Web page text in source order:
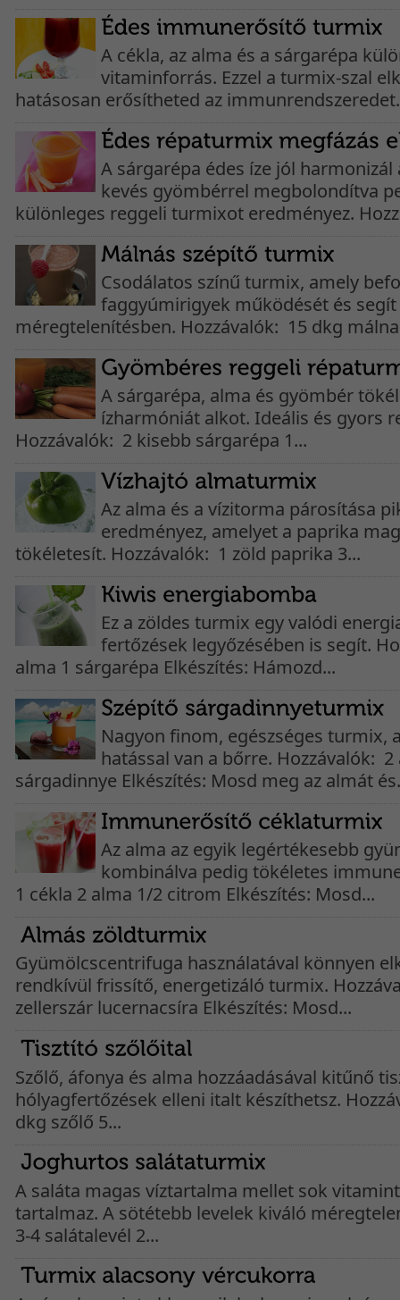
A cékla, az alma és a sárgarépa
vitaminforrás. Ezzel a turmix-szal
hatásosan erősítheted az
A sárgarépa édes íze jól harmonizál
kevés gyömbérrel megbolondítva
különleges reggeli turmixot eredményez.
Csodálatos színű turmix, amely
faggyúmirigyek működését és segít
méregtelenítésben. Hozzávalók: 15 dkg
A sárgarépa, alma és gyömbér
ízharmóniát alkot. Ideális és gyors
Hozzávalók: 2 kisebb sárgarépa 1...
Az alma és a vízitorma párosítása
eredményez, amelyet a paprika
tökéletesít. Hozzávalók: 1 zöld paprika 3...
Ez a zöldes turmix egy valódi
fertőzések legyőzésében is segít.
alma 1 sárgarépa Elkészítés: Hámozd...
Nagyon finom, egészséges turmix,
hatással van a bőrre. Hozzávalók:
sárgadinnye Elkészítés: Mosd meg az almát
Az alma az egyik legértékesebb
kombinálva pedig tökéletes
1 cékla 2 alma 1/2 citrom Elkészítés: Mosd...
Gyümölcscentrifuga használatával könnyen
rendkívül frissítő, energetizáló turmix.
zellerszár lucernacsíra Elkészítés: Mosd...
Szőlő, áfonya és alma hozzáadásával kitűnő
hólyagfertőzések elleni italt készíthetsz.
dkg szőlő 5...
A saláta magas víztartalma mellet sok
tartalmaz. A sötétebb levelek kiváló
3-4 salátalevél 2...